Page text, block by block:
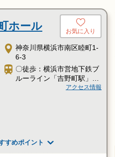
ホール お気に入り
神奈川県横浜市南区睦町1-
6-3
〇徒歩：横浜市営地下鉄ブ
ルーライン「吉野町駅」西
3出口・東1出口より徒歩5
アクセス情報
すめポイント